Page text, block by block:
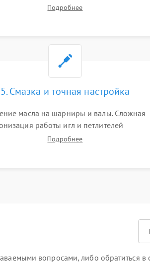
пыли, обрезков и очесов из зоны
Подробнее
5. Смазка и точная настройка
масла на шарниры и валы. Сложная
работы игл и петлителей
зазоров до сотых долей
Подробнее
вопросами, либо обратиться в